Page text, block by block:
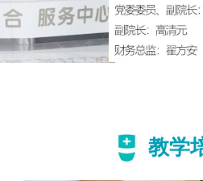
教学